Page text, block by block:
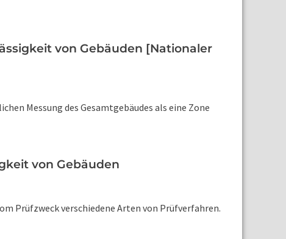
von Gebäuden [Nationaler
Messung des Gesamtgebäudes als eine Zone
von Gebäuden
Prüfzweck verschiedene Arten von Prüfverfahren.